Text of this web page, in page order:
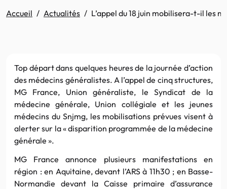
Accueil Actualités L’appel du 18 juin mobilisera-t-il les
Top départ dans quelques heures de la journée d’action
des médecins généralistes. A l’appel de cinq structures,
MG France, Union généraliste, le Syndicat de la
médecine générale, Union collégiale et les jeunes
médecins du Snjmg, les mobilisations prévues visent à
alerter sur la « disparition programmée de la médecine
générale ».
MG France annonce plusieurs manifestations en
région : en Aquitaine, devant l’ARS à 11h30 ; en Basse-
Normandie devant la Caisse primaire d’assurance